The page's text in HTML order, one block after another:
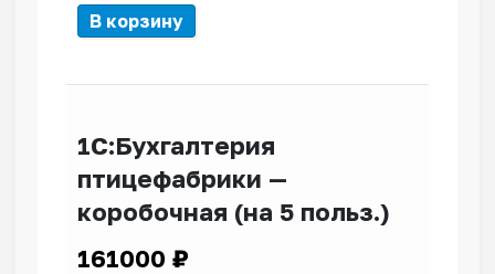
В корзину
1С:Бухгалтерия
птицефабрики —
коробочная (на 5 польз.)
161000 ₽